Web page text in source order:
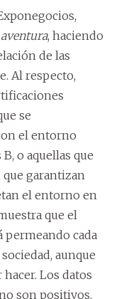
, haciendo
de las
Al respecto,
se
el entorno
o aquellas que
garantizan
el entorno en
que el
permeando cada
aunque
Los datos
son positivos,